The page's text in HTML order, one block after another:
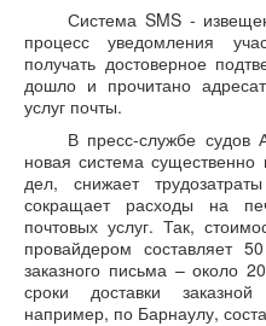
Система SMS -
процесс уведомления
получать достоверное
дошло и прочитано
услуг почты.
В пресс-службе судов
новая система существенно
дел, снижает
сокращает расходы на
почтовых услуг. Так,
провайдером составляет
заказного письма – около
сроки доставки
например, по Барнаулу,